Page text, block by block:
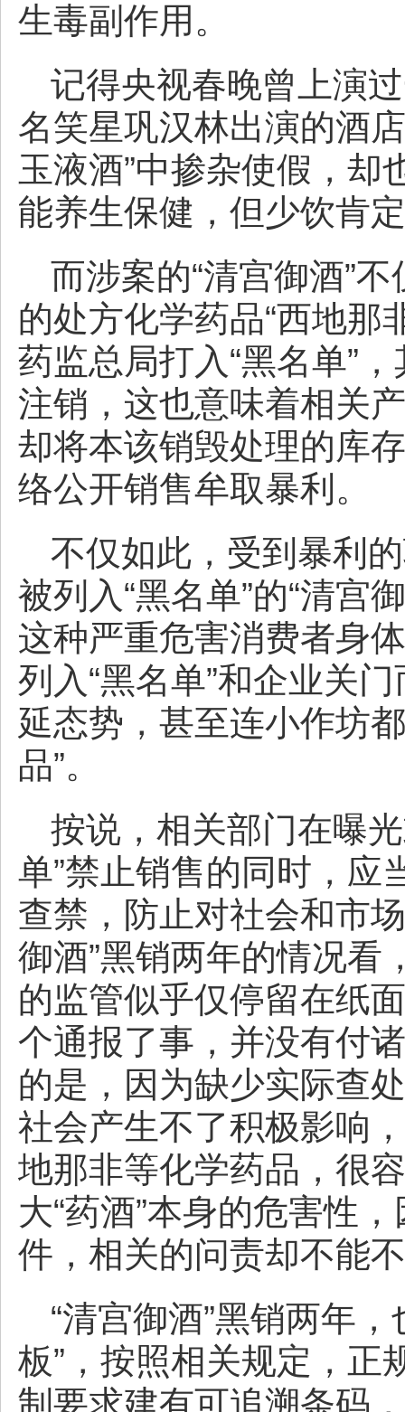
生毒副作用。
记得央视春晚曾上演
名笑星巩汉林出演的酒
玉液酒”中掺杂使假，却
能养生保健，但少饮肯
而涉案的“清宫御酒”
的处方化学药品“西地那
药监总局打入“黑名单”
注销，这也意味着相关
却将本该销毁处理的库
络公开销售牟取暴利。
不仅如此，受到暴利
被列入“黑名单”的“清宫
这种严重危害消费者身
列入“黑名单”和企业关
延态势，甚至连小作坊
品”。
按说，相关部门在曝
单”禁止销售的同时，应
查禁，防止对社会和市
御酒”黑销两年的情况看
的监管似乎仅停留在纸
个通报了事，并没有付
的是，因为缺少实际查
社会产生不了积极影响
地那非等化学药品，很
大“药酒”本身的危害性
件，相关的问责却不能
“清宫御酒”黑销两年
板”，按照相关规定，正
制要求建有可追溯条码